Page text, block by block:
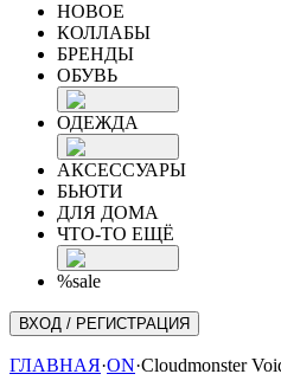
НОВОЕ
КОЛЛАБЫ
БРЕНДЫ
ОБУВЬ
ОДЕЖДА
АКСЕССУАРЫ
БЬЮТИ
ДЛЯ ДОМА
ЧТО-ТО ЕЩЁ
%sale
ВХОД / РЕГИСТРАЦИЯ
ГЛАВНАЯ·ON·Cloudmonster